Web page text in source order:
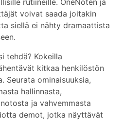
rutiineille. OneNoten ja
voivat saada joitakin
siellä ei nähty dramaattista
tehdä? Kokeilla
kitkaa henkilöstön
Seurata ominaisuuksia,
hallinnasta,
ja vahvemmasta
demot, jotka näyttävät